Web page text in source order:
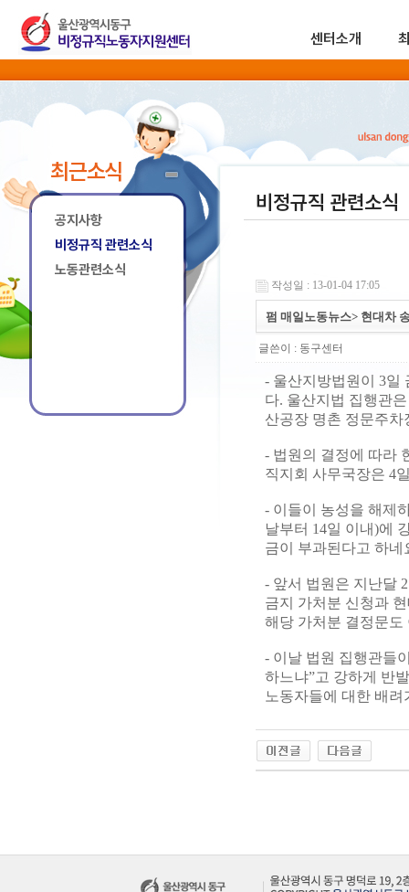
센터소개
최근소식
공지사항
비정규직 관련소식
노동관련소식
비정규직 관련소식
작성일 : 13-01-04 17:05
펌 매일노동뉴스> 현대차
글쓴이 : 동구센터
- 울산지방법원이 3일
다. 울산지법 집행관
산공장 명촌 정문주
- 법원의 결정에 따라
직지회 사무국장은 4
- 이들이 농성을 해제
날부터 14일 이내)에
금이 부과된다고 하네
- 앞서 법원은 지난달
금지 가처분 신청과
해당 가처분 결정문도
- 이날 법원 집행관들
하느냐”고 강하게 반
노동자들에 대한 배